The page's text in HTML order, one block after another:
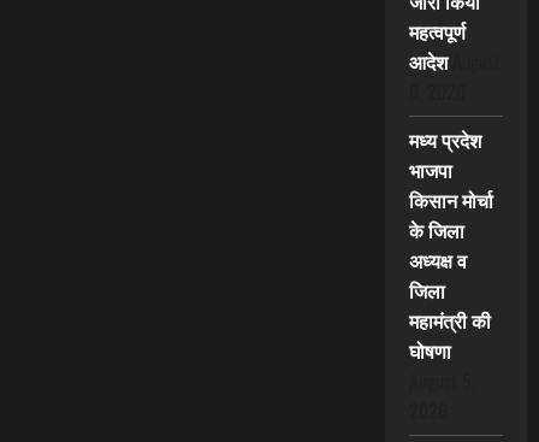
महत्वपूर्ण
आदेश
मध्य प्रदेश
भाजपा
किसान मोर्चा
के जिला
अध्यक्ष व
जिला
महामंत्री की
घोषणा